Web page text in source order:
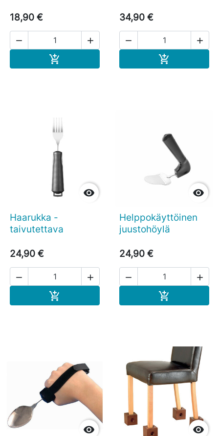
18,90 €
 

34,90 €
 


Haarukka -
taivutettava
24,90 €
 


Helppokäyttöinen
juustohöylä
24,90 €
 

 